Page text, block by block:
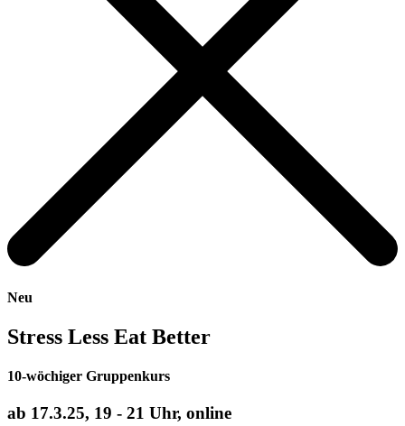
Neu
Stress Less Eat Better
10-wöchiger Gruppenkurs
ab 17.3.25, 19 - 21 Uhr, online